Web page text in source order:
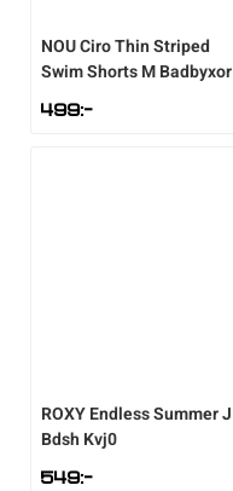
NOUCiro Thin Striped
Swim Shorts M Badbyxor
499:-
ROXYEndless Summer J
Bdsh Kvj0
549:-